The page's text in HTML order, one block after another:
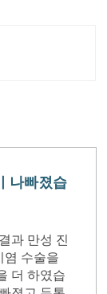
나빠졌습
과 만성 진
염 수술을
더 하였습